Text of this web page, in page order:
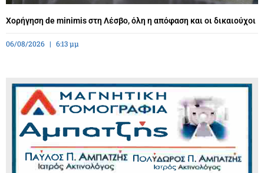
Χορήγηση de minimis στη Λέσβο, όλη η απόφαση και οι δικαιούχοι
06/08/2026 6:13 μμ